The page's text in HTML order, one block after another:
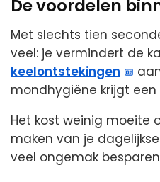
De voordelen
Met slechts tien
veel: je vermindert de
keelontstekingen
mondhygiëne krijgt een
Het kost weinig moeite
maken van je
veel ongemak